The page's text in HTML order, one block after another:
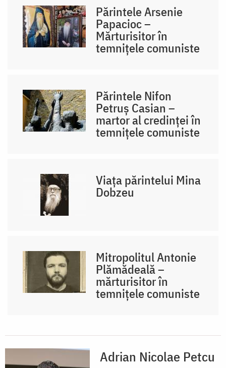
Părintele Arsenie
Papacioc –
Mărturisitor în
temnițele comuniste
Părintele Nifon
Petruș Casian –
martor al credinței în
temnițele comuniste
Viața părintelui Mina
Dobzeu
Mitropolitul Antonie
Plămădeală –
mărturisitor în
temnițele comuniste
Adrian Nicolae Petcu